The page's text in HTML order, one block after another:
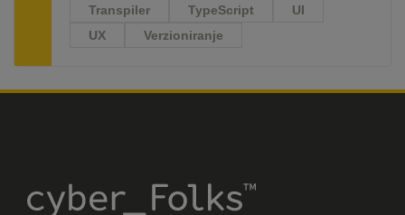
Transpiler
TypeScript
UI
UX
Verzioniranje